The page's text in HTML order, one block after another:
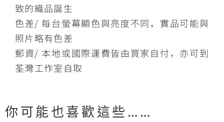
致的織品誕生
色差/ 每台螢幕顯色與亮度不同，實品可能與
照片略有色差
郵資/ 本地或國際運費皆由買家自付，亦可到
荃灣工作室自取
你可能也喜歡這些……